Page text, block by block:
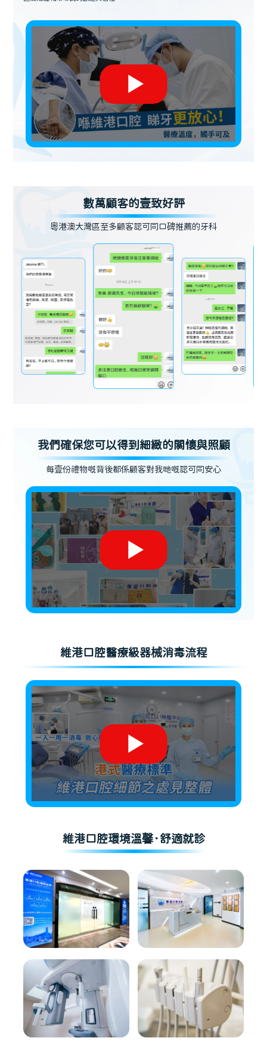
數萬顧客的壹致好評
粵港澳大灣區至多顧客認可同口碑推薦的牙科
我們確保您可以得到細緻的關懷與照顧
每壹份禮物嘅背後都係顧客對我哋嘅認可同安心
維港口腔醫療級器械消毒流程
維港口腔環境溫馨·舒適就診